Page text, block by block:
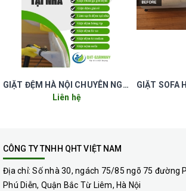
Gọi: 0966612359
Website:https://qht.vn/
GIẶT ĐỆM HÀ NỘI CHUYÊN NGHIỆP UY TÍN GIÁ RẺ
Liên hệ
CÔNG TY TNHH QHT VIỆT NAM
Địa chỉ: Số nhà 30, ngách 75/85 ngõ 75 đường
Phú Diễn, Quận Bắc Từ Liêm, Hà Nội